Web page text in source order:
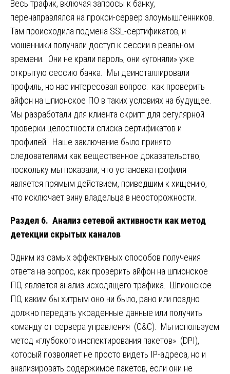
Весь трафик, включая запросы к банку,
перенаправлялся на прокси-сервер злоумышленников.
Там происходила подмена SSL-сертификатов, и
мошенники получали доступ к сессии в реальном
времени. Они не крали пароль, они «угоняли» уже
открытую сессию банка. Мы деинсталлировали
профиль, но нас интересовал вопрос: как проверить
айфон на шпионское ПО в таких условиях на будущее.
Мы разработали для клиента скрипт для регулярной
проверки целостности списка сертификатов и
профилей. Наше заключение было принято
следователями как вещественное доказательство,
поскольку мы показали, что установка профиля
является прямым действием, приведшим к хищению,
что исключает вину владельца в неосторожности.
Раздел 6. Анализ сетевой активности как метод
детекции скрытых каналов
Одним из самых эффективных способов получения
ответа на вопрос, как проверить айфон на шпионское
ПО, является анализ исходящего трафика. Шпионское
ПО, каким бы хитрым оно ни было, рано или поздно
должно передать украденные данные или получить
команду от сервера управления (C&C). Мы используем
метод «глубокого инспектирования пакетов» (DPI),
который позволяет не просто видеть IP-адреса, но и
анализировать содержимое пакетов, если они не